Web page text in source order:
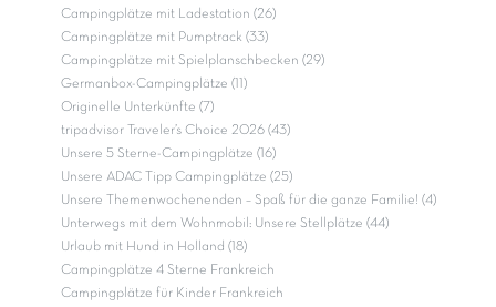
Campingplätze mit Ladestation (26)
Campingplätze mit Pumptrack (33)
Campingplätze mit Spielplanschbecken (29)
Germanbox-Campingplätze (11)
Originelle Unterkünfte (7)
tripadvisor Traveler’s Choice 2026 (43)
Unsere 5 Sterne-Campingplätze (16)
Unsere ADAC Tipp Campingplätze (25)
Unsere Themenwochenenden – Spaß für die ganze Familie! (4)
Unterwegs mit dem Wohnmobil: Unsere Stellplätze (44)
Urlaub mit Hund in Holland (18)
Campingplätze 4 Sterne Frankreich
Campingplätze für Kinder Frankreich